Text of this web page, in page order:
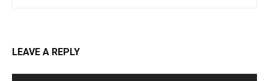
LEAVE A REPLY